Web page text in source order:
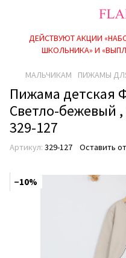
ДЕЙСТВУЮТ АКЦИИ
ШКОЛЬНИКА» И
МАЛЬЧИКАМ ПИЖАМЫ
Пижама детская
Светло-бежевый ,
329-127
Артикул: 329-127 Оставить
−10%